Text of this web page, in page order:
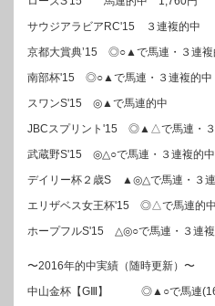
サウジアラビアRC'15 ３連複的中
京都大賞典’15 ◎○▲で馬連・３連複
南部杯'15 ◎○▲で馬連・３連複的中
スワンS'15 ◎▲で馬連的中
JBCスプリント'15 ◎▲△で馬連・３
武蔵野S'15 ◎△○で馬連・３連複的中
デイリー杯２歳S ▲◎△で馬連・３連
エリザベス女王杯'15 ◎△で馬連的中
ホープフルS'15 △◎○で馬連・３連複
〜2016年的中実績（随時更新）〜
中山金杯【GⅢ】 ◎▲○で馬連